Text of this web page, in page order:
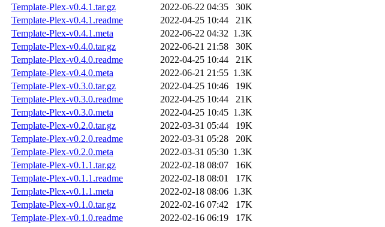
Template-Plex-v0.4.1.tar.gz
2022-06-22 04:35
30K
Template-Plex-v0.4.1.readme
2022-04-25 10:44
21K
Template-Plex-v0.4.1.meta
2022-06-22 04:32 1.3K
Template-Plex-v0.4.0.tar.gz
2022-06-21 21:58
30K
Template-Plex-v0.4.0.readme
2022-04-25 10:44
21K
Template-Plex-v0.4.0.meta
2022-06-21 21:55 1.3K
Template-Plex-v0.3.0.tar.gz
2022-04-25 10:46
19K
Template-Plex-v0.3.0.readme
2022-04-25 10:44
21K
Template-Plex-v0.3.0.meta
2022-04-25 10:45 1.3K
Template-Plex-v0.2.0.tar.gz
2022-03-31 05:44
19K
Template-Plex-v0.2.0.readme
2022-03-31 05:28
20K
Template-Plex-v0.2.0.meta
2022-03-31 05:30 1.3K
Template-Plex-v0.1.1.tar.gz
2022-02-18 08:07
16K
Template-Plex-v0.1.1.readme
2022-02-18 08:01
17K
Template-Plex-v0.1.1.meta
2022-02-18 08:06 1.3K
Template-Plex-v0.1.0.tar.gz
2022-02-16 07:42
17K
Template-Plex-v0.1.0.readme
2022-02-16 06:19
17K